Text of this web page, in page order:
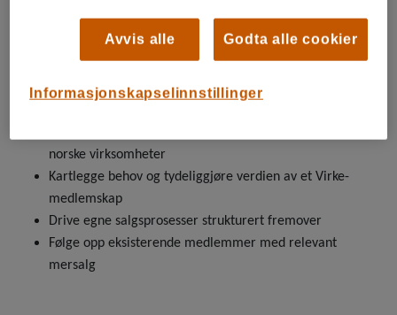
Telefonen er hovedverktøyet ditt, og du bruker den til å skape
ekte dialog - ikke for å jage flest mulig samtaler. Du eier hele
norske virksomheter
Kartlegge behov og tydeliggjøre verdien av et Virke-
medlemskap
Drive egne salgsprosesser strukturert fremover
Følge opp eksisterende medlemmer med relevant
mersalg
Informasjonskapselinnstillinger
Avvis alle Godta alle cookier